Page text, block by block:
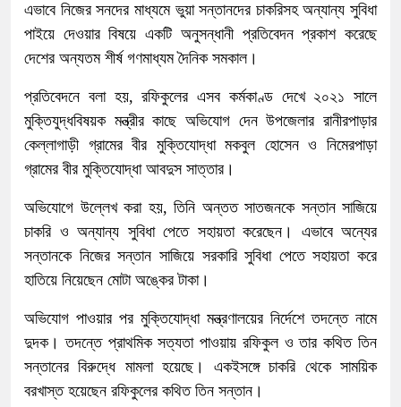
এভাবে নিজের সনদের মাধ্যমে ভুয়া সন্তানদের চাকরিসহ অন্যান্য সুবিধা
পাইয়ে দেওয়ার বিষয়ে একটি অনুসন্ধানী প্রতিবেদন প্রকাশ করেছে
দেশের অন্যতম শীর্ষ গণমাধ্যম দৈনিক সমকাল।
প্রতিবেদনে বলা হয়, রফিকুলের এসব কর্মকাণ্ড দেখে ২০২১ সালে
মুক্তিযুদ্ধবিষয়ক মন্ত্রীর কাছে অভিযোগ দেন উপজেলার রানীরপাড়ার
কেল্লাগাড়ী গ্রামের বীর মুক্তিযোদ্ধা মকবুল হোসেন ও নিমেরপাড়া
গ্রামের বীর মুক্তিযোদ্ধা আবদুস সাত্তার।
অভিযোগে উল্লেখ করা হয়, তিনি অন্তত সাতজনকে সন্তান সাজিয়ে
চাকরি ও অন্যান্য সুবিধা পেতে সহায়তা করেছেন। এভাবে অন্যের
সন্তানকে নিজের সন্তান সাজিয়ে সরকারি সুবিধা পেতে সহায়তা করে
হাতিয়ে নিয়েছেন মোটা অঙ্কের টাকা।
অভিযোগ পাওয়ার পর মুক্তিযোদ্ধা মন্ত্রণালয়ের নির্দেশে তদন্তে নামে
দুদক। তদন্তে প্রাথমিক সত্যতা পাওয়ায় রফিকুল ও তার কথিত তিন
সন্তানের বিরুদ্ধে মামলা হয়েছে। একইসঙ্গে চাকরি থেকে সাময়িক
বরখাস্ত হয়েছেন রফিকুলের কথিত তিন সন্তান।